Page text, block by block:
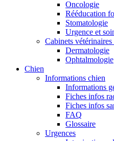
Oncologie
Rééducation
Stomatologie
Urgence et
Cabinets vétérinaires
Dermatologie
Ophtalmologie
Chien
Informations chien
Informations
Fiches infos
Fiches infos
FAQ
Glossaire
Urgences